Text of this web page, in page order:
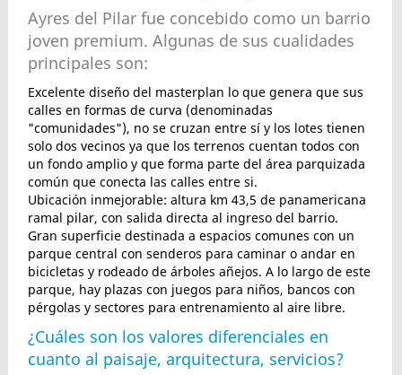
Ayres del Pilar fue concebido como un barrio
joven premium. Algunas de sus cualidades
principales son:
Excelente diseño del masterplan lo que genera que sus
calles en formas de curva (denominadas
"comunidades"), no se cruzan entre sí y los lotes tienen
solo dos vecinos ya que los terrenos cuentan todos con
un fondo amplio y que forma parte del área parquizada
común que conecta las calles entre si.
Ubicación inmejorable: altura km 43,5 de panamericana
ramal pilar, con salida directa al ingreso del barrio.
Gran superficie destinada a espacios comunes con un
parque central con senderos para caminar o andar en
bicicletas y rodeado de árboles añejos. A lo largo de este
parque, hay plazas con juegos para niños, bancos con
pérgolas y sectores para entrenamiento al aire libre.
¿Cuáles son los valores diferenciales en
cuanto al paisaje, arquitectura, servicios?